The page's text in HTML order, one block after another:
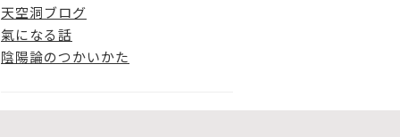
天空洞ブログ
氣になる話
陰陽論のつかいかた